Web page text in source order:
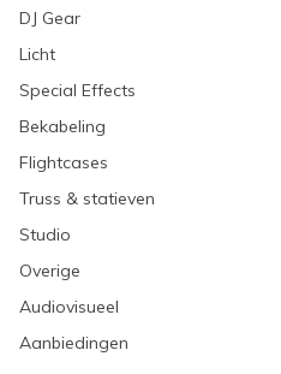
DJ Gear
Licht
Special Effects
Bekabeling
Flightcases
Truss & statieven
Studio
Overige
Audiovisueel
Aanbiedingen